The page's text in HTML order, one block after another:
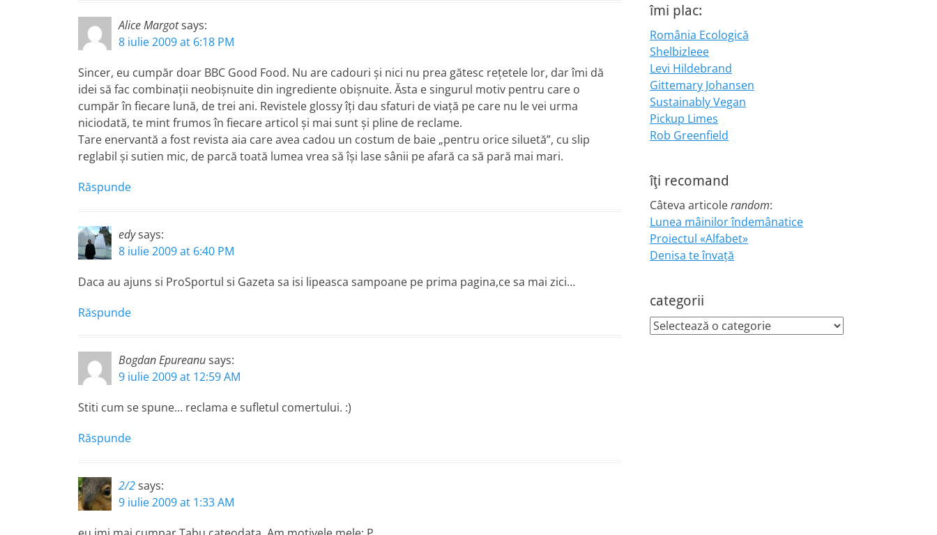
Alice Margotsays:
8 iulie 2009 at 6:18 PM
Sincer, eu cumpăr doar BBC Good Food. Nu are cadouri şi nici nu prea gătesc reţetele lor, dar îmi dă
idei să fac combinaţii neobişnuite din ingrediente obişnuite. Ăsta e singurul motiv pentru care o
cumpăr în fiecare lună, de trei ani. Revistele glossy îţi dau sfaturi de viaţă pe care nu le vei urma
niciodată, te mint frumos în fiecare articol şi mai sunt şi pline de reclame.
Tare enervantă a fost revista aia care avea cadou un costum de baie „pentru orice siluetă”, cu slip
reglabil şi sutien mic, de parcă toată lumea vrea să îşi lase sânii pe afară ca să pară mai mari.
Răspunde
edysays:
8 iulie 2009 at 6:40 PM
Daca au ajuns si ProSportul si Gazeta sa isi lipeasca sampoane pe prima pagina,ce sa mai zici…
Răspunde
Bogdan Epureanusays:
9 iulie 2009 at 12:59 AM
Stiti cum se spune… reclama e sufletul comertului. :)
Răspunde
2/2says:
9 iulie 2009 at 1:33 AM
îmi plac:
România Ecologică
Shelbizleee
Levi Hildebrand
Gittemary Johansen
Sustainably Vegan
Pickup Limes
Rob Greenfield
îţi recomand
Câteva articolerandom:
Lunea mâinilor îndemânatice
Proiectul «Alfabet»
Denisa te învaţă
categorii
categorii